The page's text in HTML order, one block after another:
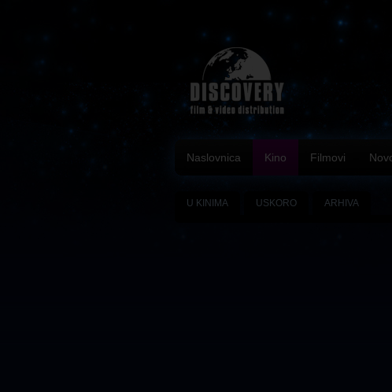
Naslovnica Kino Filmovi
U KINIMA USKORO ARHIVA